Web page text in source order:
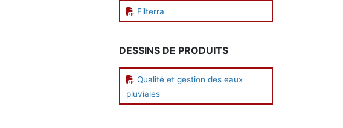
Filterra
DESSINS DE PRODUITS
Qualité et gestion des eaux
pluviales